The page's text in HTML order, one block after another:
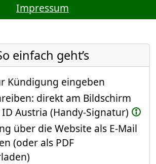
Impressum
einfach geht’s
Kündigung eingeben
direkt am Bildschirm
Austria (Handy-Signatur)
über die Website als E-Mail
(oder als PDF